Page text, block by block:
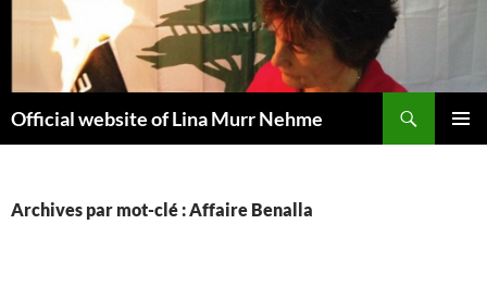
contenu
Official website of Lina Murr Nehme
Archives par mot-clé : Affaire Benalla